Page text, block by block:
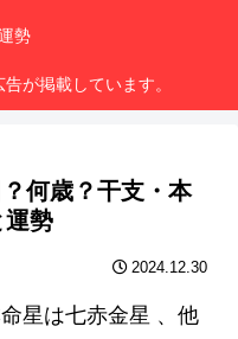
勢
が掲載しています。
何歳？干支・本
運勢
2024.12.30
星は七赤金星 、他